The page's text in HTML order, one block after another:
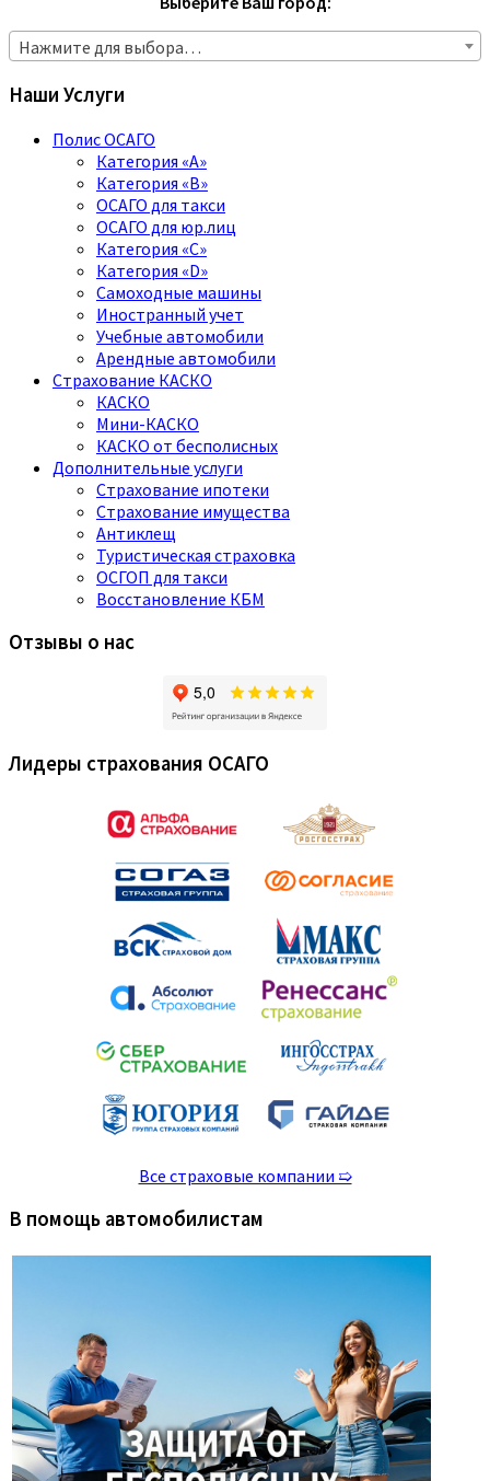
Нажмите для выбора…
Наши Услуги
Полис ОСАГО
Категория «A»
Категория «B»
ОСАГО для такси
ОСАГО для юр.лиц
Категория «C»
Категория «D»
Самоходные машины
Иностранный учет
Учебные автомобили
Арендные автомобили
Страхование КАСКО
КАСКО
Мини-КАСКО
КАСКО от бесполисных
Дополнительные услуги
Страхование ипотеки
Страхование имущества
Антиклещ
Туристическая страховка
ОСГОП для такси
Восстановление КБМ
Отзывы о нас
Лидеры страхования ОСАГО
Все страховые компании ➯
В помощь автомобилистам